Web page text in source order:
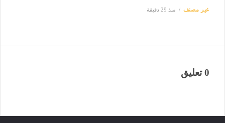
غير مصنف منذ 29 دقيقة
0 تعليق